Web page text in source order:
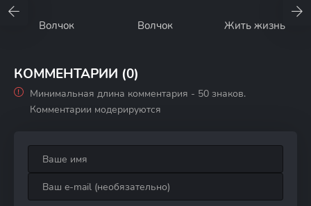
Волчок Волчок Жить жизнь
КОММЕНТАРИИ (0)
Минимальная длина комментария - 50 знаков.
Комментарии модерируются